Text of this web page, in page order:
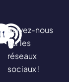
Suivez-nous
sur les
réseaux
sociaux !